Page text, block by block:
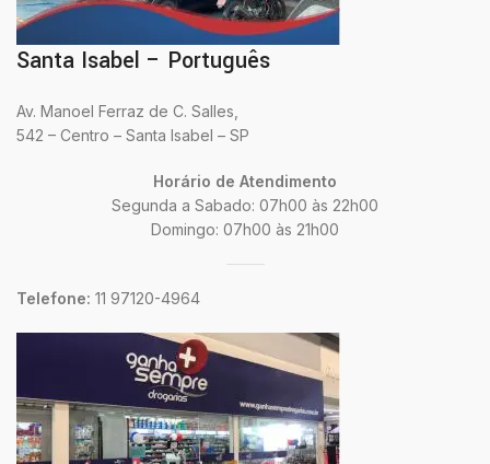
Santa Isabel – Português
Av. Manoel Ferraz de C. Salles,
542 – Centro – Santa Isabel – SP
Horário de Atendimento
Segunda a Sabado: 07h00 às 22h00
Domingo: 07h00 às 21h00
Telefone: 11 97120-4964